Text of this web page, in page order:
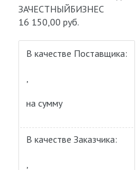
ЗАЧЕСТНЫЙБИЗНЕС
16 150,00 руб.
В качестве Поставщика:
,
на сумму
В качестве Заказчика:
,